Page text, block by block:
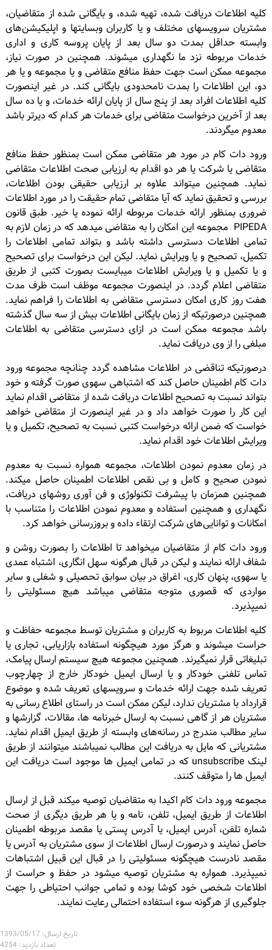
کلیه اطلاعات دریافت شده، تهیه شده، و بایگانی شده از متقاضیان،
مشتریان سرویسهای مختلف و یا کاربران وبسایتها و اپلیکیشن‌های
وابسته حداقل بمدت دو سال بعد از پایان پروسه کاری و اداری
خدمات مربوطه نزد ما نگهداری میشوند. همچنین در صورت نیاز،
مجموعه ممکن است جهت حفظ منافع متقاضی و یا مجموعه و یا هر
دو، این اطلاعات را بمدت نامحدودی بایگانی کند. در غیر اینصورت
کلیه اطلاعات افراد بعد از پنج سال از پایان ارائه خدمات، و یا ده سال
بعد از آخرین درخواست متقاضی برای خدمات هر کدام که دیرتر باشد
معدوم میگردند.
ورود دات کام در مورد هر متقاضی ممکن است بمنظور حفظ منافع
متقاضی یا شرکت یا هر دو اقدام به ارزیابی صحت اطلاعات متقاضی
نماید. همچنین میتواند علاوه بر ارزیابی حقیقی بودن اطلاعات،
بررسی و تحقیق نماید که آیا متقاضی تمام حقیقت را در مورد اطلاعات
ضروری بمنظور ارائه خدمات مربوطه ارائه نموده یا خیر. طبق قانون
PIPEDA مجموعه این امکان را به متقاضی میدهد که در زمان لازم به
تمامی اطلاعات دسترسی داشته باشد و بتواند تمامی اطلاعات را
تکمیل، تصحیح و یا ویرایش نماید. لیکن این درخواست برای تصحیح
و یا تکمیل و یا ویرایش اطلاعات میبایست بصورت کتبی از طریق
متقاضی اعلام گردد. در اینصورت مجموعه موظف است ظرف مدت
هفت روز کاری امکان دسترسی متقاضی به اطلاعات را فراهم نماید.
همچنین درصورتیکه از زمان بایگانی اطلاعات بیش از سه سال گذشته
باشد مجموعه ممکن است در ازای دسترسی متقاضی به اطلاعات
مبلغی را از وی دریافت نماید.
درصورتیکه تناقضی در اطلاعات مشاهده گردد چنانچه مجموعه ورود
دات کام اطمینان حاصل کند که اشتباهی سهوی صورت گرفته و خود
بتواند نسبت به تصحیح اطلاعات دریافت شده از متقاضی اقدام نماید
این کار را صورت خواهد داد و در غیر اینصورت از متقاضی خواهد
خواست که ضمن ارائه درخواست کتبی نسبت به تصحیح، تکمیل و یا
ویرایش اطلاعات خود اقدام نماید.
در زمان معدوم نمودن اطلاعات، مجموعه همواره نسبت به معدوم
نمودن صحیح و کامل و بی نقص اطلاعات اطمینان حاصل میکند.
همچنین همزمان با پیشرفت تکنولوژی و فن آوری روشهای دریافت،
نگهداری و همچنین استفاده و معدوم نمودن اطلاعات را متناسب با
امکانات و توانایی‌های شرکت ارتقاء داده و بروزرسانی خواهد کرد.
ورود دات کام از متقاضیان میخواهد تا اطلاعات را بصورت روشن و
شفاف ارائه نمایند و لیکن در قبال هرگونه سهل انگاری، اشتباه عمدی
یا سهوی، پنهان کاری، اغراق در بیان سوابق تحصیلی و شغلی و سایر
مواردی که قصوری متوجه متقاضی میباشد هیچ مسئولیتی را
نمیپذیرد.
کلیه اطلاعات مربوط به کاربران و مشتریان توسط مجموعه حفاظت و
حراست میشوند و هرگز مورد هیچگونه استفاده بازاریابی، تجاری یا
تبلیغاتی قرار نمیگیرند. همچنین مجموعه هیچ سیستم ارسال پیامک،
تماس تلفنی خودکار و یا ارسال ایمیل خودکار خارج از چهارچوب
تعریف شده جهت ارائه خدمات و سرویسهای تعریف شده و موضوع
قرارداد با مشتریان ندارد، لیکن ممکن است در راستای اطلاع رسانی به
مشتریان هر از گاهی نسبت به ارسال خبرنامه ها، مقالات، گزارشها و
سایر مطالب مندرج در رسانه‌های وابسته از طریق ایمیل اقدام نماید.
مشتریانی که مایل به دریافت این مطالب نمیباشند میتوانند از طریق
لینک unsubscribe که در تمامی ایمیل ها موجود است دریافت این
ایمیل ها را متوقف کنند.
مجموعه ورود دات کام اکیدا به متقاضیان توصیه میکند قبل از ارسال
اطلاعات از طریق ایمیل، تلفن، نامه و یا هر طریق دیگری از صحت
شماره تلفن، آدرس ایمیل، یا آدرس پستی یا مقصد مربوطه اطمینان
حاصل نمایند و درصورت ارسال اطلاعات از سوی مشتریان به آدرس یا
مقصد نادرست هیچگونه مسئولیتی را در قبال این قبیل اشتباهات
نمیپذیرد. همواره به مشتریان توصیه میشود در حفظ و حراست از
اطلاعات شخصی خود کوشا بوده و تمامی جوانب احتیاطی را جهت
جلوگیری از هرگونه سوء استفاده احتمالی رعایت نمایند.
تاریخ ارسال: 1393/05/17
تعداد بازدید: 4254